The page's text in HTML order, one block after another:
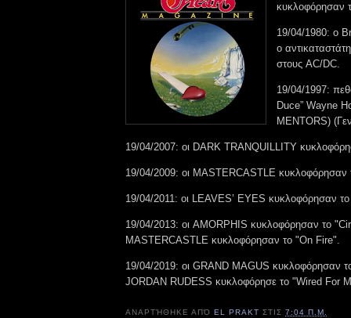
κυκλοφόρησαν
19/04/1980: ο
ο
στους AC/DC.
19/04/1997:
Duce” Wayne
MENTORS)
19/04/2007: οι DARK TRANQUILLITY
19/04/2009: οι MASTERCASTLE
19/04/2011: οι LEAVES’ EYES κυκλοφόρησαν
19/04/2013: οι AMORPHIS κυκλοφόρησαν το
MASTERCASTLE κυκλοφόρησαν το "On Fire".
19/04/2019: οι GRAND MAGUS κυκλοφόρησαν
JORDAN RUDESS κυκλοφόρησε το "Wired For
ΑΝΑΡΤΉΘΗΚΕ ΑΠΌEL PRAKT ΣΤΙΣ7:04 Π.Μ.